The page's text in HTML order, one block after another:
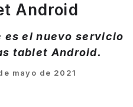
Android
es el nuevo servicio
tablet Android.
mayo de 2021